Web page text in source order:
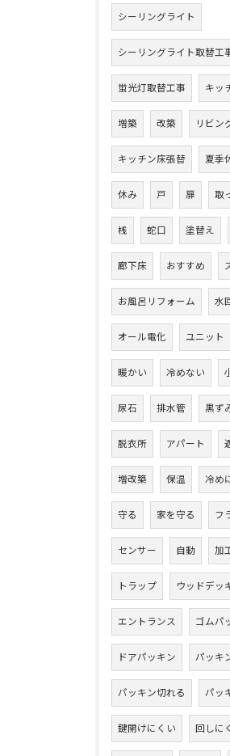
シーリングライト
シーリングライト取替工
蛍光灯取替工事 キッ
増築 改築 リビン
キッチン床張替 夏季
休み 戸 扉 取
桟 蛇口 塗替え
廊下床 おすすめ
お風呂リフォーム 水
オール電化 ユニット
暖かい 冷めない
尿石 排水管 黒ず
脱衣所 アパート
増改築 保温 冷め
守る 家を守る フ
センサー 自動 加
トラップ ウッドデッ
エントランス ゴムパ
ドアパッキン パッキ
パッキン切れる パッ
鍵開けにくい 回しに